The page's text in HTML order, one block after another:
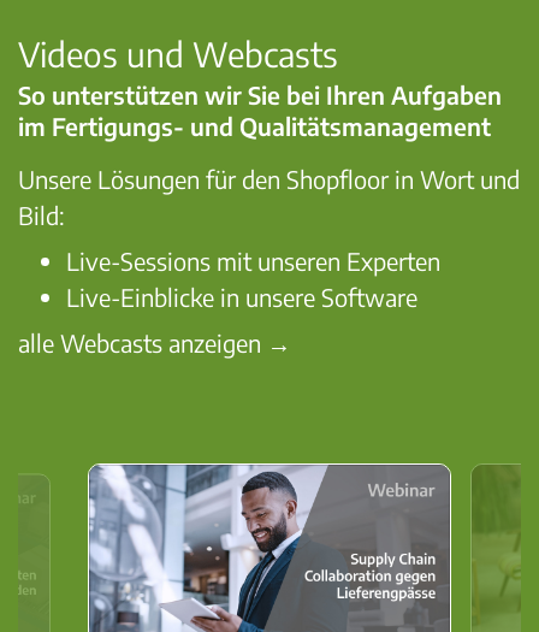
Videos und Webcasts
So unterstützen wir Sie bei Ihren Aufgaben
im Fertigungs- und Qualitätsmanagement
Unsere Lösungen für den Shopfloor in Wort und
Bild:
Live-Sessions mit unseren Experten
Live-Einblicke in unsere Software
alle Webcasts anzeigen →